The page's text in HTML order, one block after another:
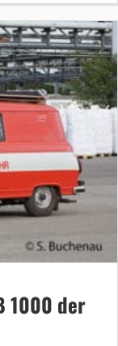
1000 der